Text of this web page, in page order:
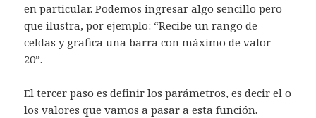
en particular. Podemos ingresar algo sencillo pero
que ilustra, por ejemplo: “Recibe un rango de
celdas y grafica una barra con máximo de valor
20”.
El tercer paso es definir los parámetros, es decir el o
los valores que vamos a pasar a esta función.